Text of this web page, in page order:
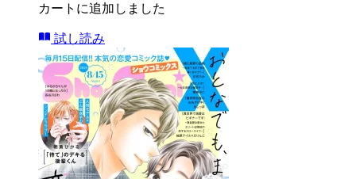
カートに追加しました
試し読み